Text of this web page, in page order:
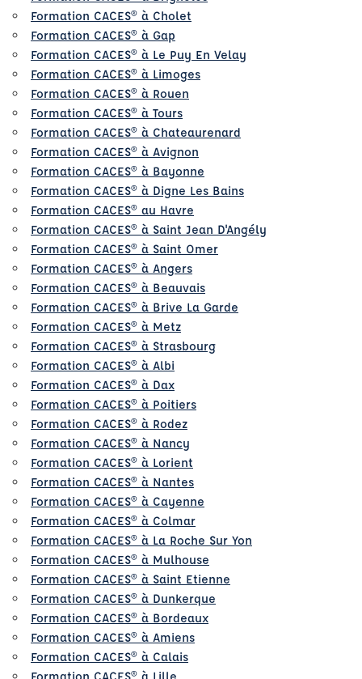
Formation CACES® à Cholet
Formation CACES® à Gap
Formation CACES® à Le Puy En Velay
Formation CACES® à Limoges
Formation CACES® à Rouen
Formation CACES® à Tours
Formation CACES® à Chateaurenard
Formation CACES® à Avignon
Formation CACES® à Bayonne
Formation CACES® à Digne Les Bains
Formation CACES® au Havre
Formation CACES® à Saint Jean D'Angély
Formation CACES® à Saint Omer
Formation CACES® à Angers
Formation CACES® à Beauvais
Formation CACES® à Brive La Garde
Formation CACES® à Metz
Formation CACES® à Strasbourg
Formation CACES® à Albi
Formation CACES® à Dax
Formation CACES® à Poitiers
Formation CACES® à Rodez
Formation CACES® à Nancy
Formation CACES® à Lorient
Formation CACES® à Nantes
Formation CACES® à Cayenne
Formation CACES® à Colmar
Formation CACES® à La Roche Sur Yon
Formation CACES® à Mulhouse
Formation CACES® à Saint Etienne
Formation CACES® à Dunkerque
Formation CACES® à Bordeaux
Formation CACES® à Amiens
Formation CACES® à Calais